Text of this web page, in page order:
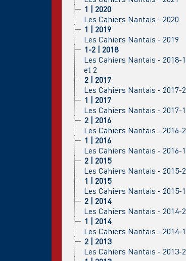
1 | 2020
Les Cahiers Nantais - 2020
1 | 2019
Les Cahiers Nantais - 2019
1-2 | 2018
Les Cahiers Nantais - 2018-1
et 2
2 | 2017
Les Cahiers Nantais - 2017-2
1 | 2017
Les Cahiers Nantais - 2017-1
2 | 2016
Les Cahiers Nantais - 2016-2
1 | 2016
Les Cahiers Nantais - 2016-1
2 | 2015
Les Cahiers Nantais - 2015-2
1 | 2015
Les Cahiers Nantais - 2015-1
2 | 2014
Les Cahiers Nantais - 2014-2
1 | 2014
Les Cahiers Nantais - 2014-1
2 | 2013
Les Cahiers Nantais - 2013-2